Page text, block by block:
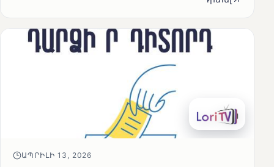
ԱՊՐԻԼԻ 13, 2026